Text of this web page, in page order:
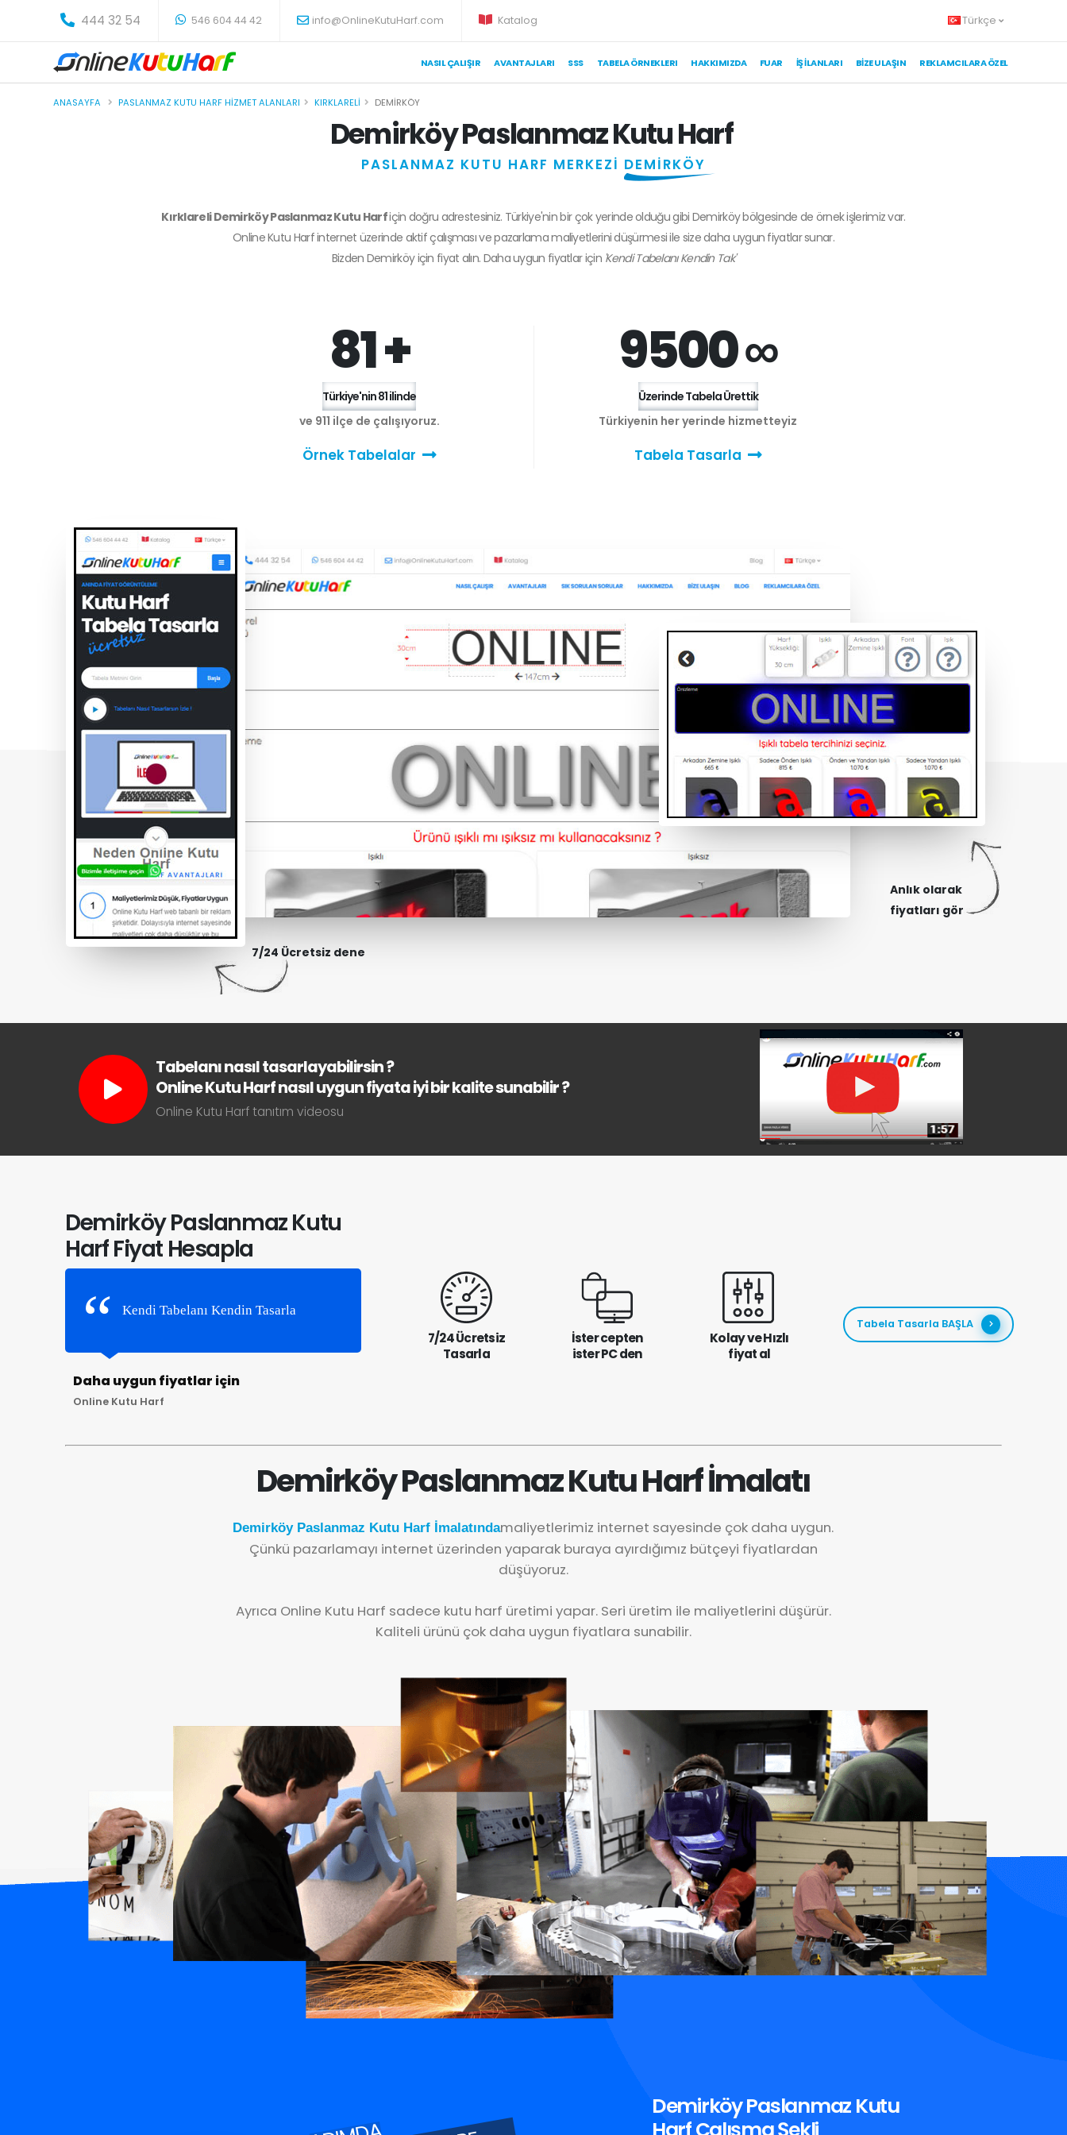
444 32 54 546 604 44 42 info@OnlineKutuHarf.com Katalog Türkçe
NASIL ÇALIŞIR AVANTAJLARI SSS TABELA ÖRNEKLERI HAKKIMIZDA FUAR İŞ İLANLARI BIZE ULAŞIN REKLAMCILARA ÖZEL
ANASAYFA PASLANMAZ KUTU HARF HIZMET ALANLARI KIRKLARELI DEMIRKÖY
Demirköy Paslanmaz Kutu Harf
PASLANMAZ KUTU HARF MERKEZİ DEMİRKÖY
Kırklareli Demirköy Paslanmaz Kutu Harfiçin doğru adrestesiniz. Türkiye'nin bir çok yerinde olduğu gibi Demirköy bölgesinde de örnek işlerimiz var.
Online Kutu Harf internet üzerinde aktif çalışması ve pazarlama maliyetlerini düşürmesi ile size daha uygun fiyatlar sunar.
Bizden Demirköyiçin fiyat alın. Daha uygun fiyatlar için 'Kendi Tabelanı Kendin Tak'
81 +
Türkiye'nin 81 ilinde
ve 911 ilçe de çalışıyoruz.
Örnek Tabelalar
9500 ∞
Üzerinde Tabela Ürettik
Türkiyenin her yerinde hizmetteyiz
Tabela Tasarla
7/24 Ücretsiz dene
Anlık olarak
fiyatları gör
Tabelanı nasıl tasarlayabilirsin ?
Online Kutu Harf nasıl uygun fiyata iyi bir kalite sunabilir ?
Online Kutu Harf tanıtım videosu
Demirköy Paslanmaz Kutu
Harf Fiyat Hesapla
Kendi Tabelanı Kendin Tasarla
Daha uygun fiyatlar için
Online Kutu Harf
7/24 Ücretsiz
Tasarla
İster cepten
ister PC den
Kolay ve Hızlı
fiyat al
Tabela Tasarla BAŞLA
Demirköy Paslanmaz Kutu Harf İmalatı
Demirköy Paslanmaz Kutu Harf İmalatındamaliyetlerimiz internet sayesinde çok daha uygun.
Çünkü pazarlamayı internet üzerinden yaparak buraya ayırdığımız bütçeyi fiyatlardan
düşüyoruz.
Ayrıca Online Kutu Harf sadece kutu harf üretimi yapar. Seri üretim ile maliyetlerini düşürür.
Kaliteli ürünü çok daha uygun fiyatlara sunabilir.
Demirköy Paslanmaz Kutu